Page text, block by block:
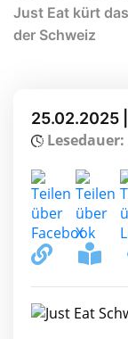
Just Eat kürt
der Schweiz
25.02.2025
Lesedauer: